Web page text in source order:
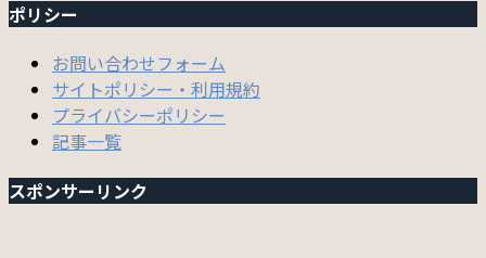
ポリシー
お問い合わせフォーム
サイトポリシー・利用規約
プライバシーポリシー
記事一覧
スポンサーリンク